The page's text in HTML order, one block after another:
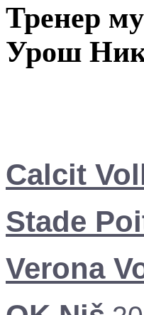
Тренер
Урош
Calcit
Stade
Verona